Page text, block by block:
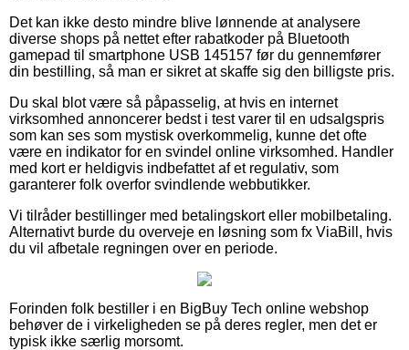
Det kan ikke desto mindre blive lønnende at analysere
diverse shops på nettet efter rabatkoder på Bluetooth
gamepad til smartphone USB 145157 før du gennemfører
din bestilling, så man er sikret at skaffe sig den billigste pris.
Du skal blot være så påpasselig, at hvis en internet
virksomhed annoncerer bedst i test varer til en udsalgspris
som kan ses som mystisk overkommelig, kunne det ofte
være en indikator for en svindel online virksomhed. Handler
med kort er heldigvis indbefattet af et regulativ, som
garanterer folk overfor svindlende webbutikker.
Vi tilråder bestillinger med betalingskort eller mobilbetaling.
Alternativt burde du overveje en løsning som fx ViaBill, hvis
du vil afbetale regningen over en periode.
Forinden folk bestiller i en BigBuy Tech online webshop
behøver de i virkeligheden se på deres regler, men det er
typisk ikke særlig morsomt.